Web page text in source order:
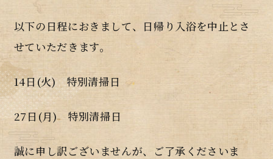
以下の日程におきまして、日帰り入浴を中止とさ
せていただきます。
14日(火) 特別清掃日
27日(月) 特別清掃日
誠に申し訳ございませんが、ご了承くださいま